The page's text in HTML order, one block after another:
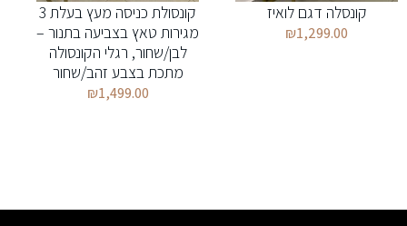
קונסלה דגם לואיז
₪1,299.00
קונסולת כניסה מעץ בעלת 3
מגירות טאץ בצביעה בתנור –
לבן/שחור, רגלי הקונסולה
מתכת בצבע זהב/שחור
₪1,499.00